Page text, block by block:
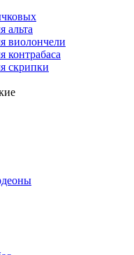
альта
виолончели
контрабаса
скрипки